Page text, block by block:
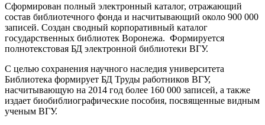
Сформирован полный электронный каталог, отражающий
состав библиотечного фонда и насчитывающий около 900 000
записей. Создан сводный корпоративный каталог
государственных библиотек Воронежа. Формируется
полнотекстовая БД электронной библиотеки ВГУ.
С целью сохранения научного наследия университета
Библиотека формирует БД Труды работников ВГУ,
насчитывающую на 2014 год более 160 000 записей, а также
издает биобиблиографические пособия, посвященные видным
ученым ВГУ.